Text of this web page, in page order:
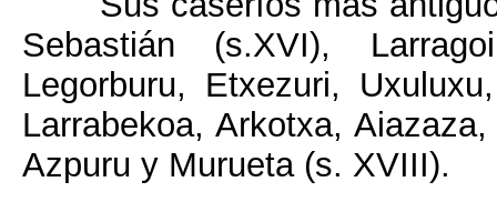
Sebastián (s.XVI),
Legorburu, Etxezuri,
Larrabekoa, Arkotxa,
Azpuru y Murueta (s. XVIII).